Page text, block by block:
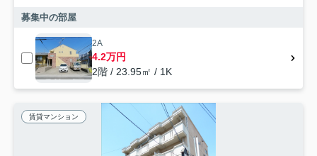
募集中の部屋
2A
4.2万円
2階 / 23.95㎡ / 1K
賃貸マンション